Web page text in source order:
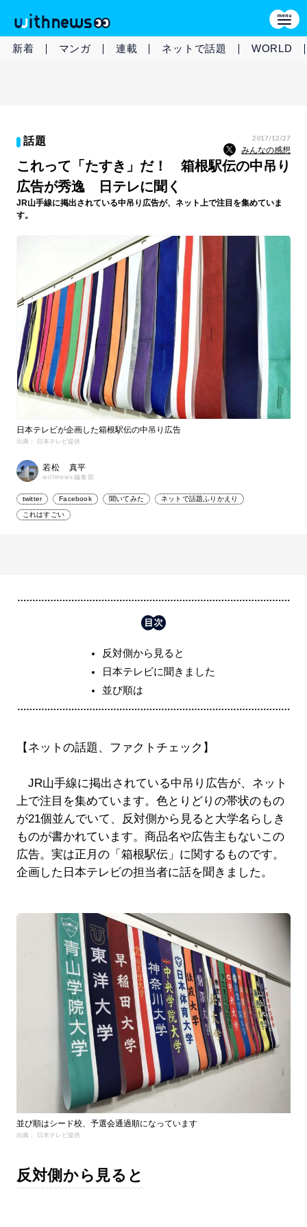
新着 マンガ 連載 ネットで話題 WORLD
話題 2017/12/27
みんなの感想
これって「たすき」だ！ 箱根駅伝の中吊り
広告が秀逸 日テレに聞く
JR山手線に掲出されている中吊り広告が、ネット上で注目を集めていま
す。
日本テレビが企画した箱根駅伝の中吊り広告
出典： 日本テレビ提供
若松 真平
withnews編集部
twitter Facebook 聞いてみた ネットで話題ふりかえり
これはすごい
反対側から見ると
日本テレビに聞きました
並び順は
【ネットの話題、ファクトチェック】
JR山手線に掲出されている中吊り広告が、ネット
上で注目を集めています。色とりどりの帯状のもの
が21個並んでいて、反対側から見ると大学名らしき
ものが書かれています。商品名や広告主もないこの
広告。実は正月の「箱根駅伝」に関するものです。
企画した日本テレビの担当者に話を聞きました。
並び順はシード校、予選会通過順になっています
出典： 日本テレビ提供
反対側から見ると